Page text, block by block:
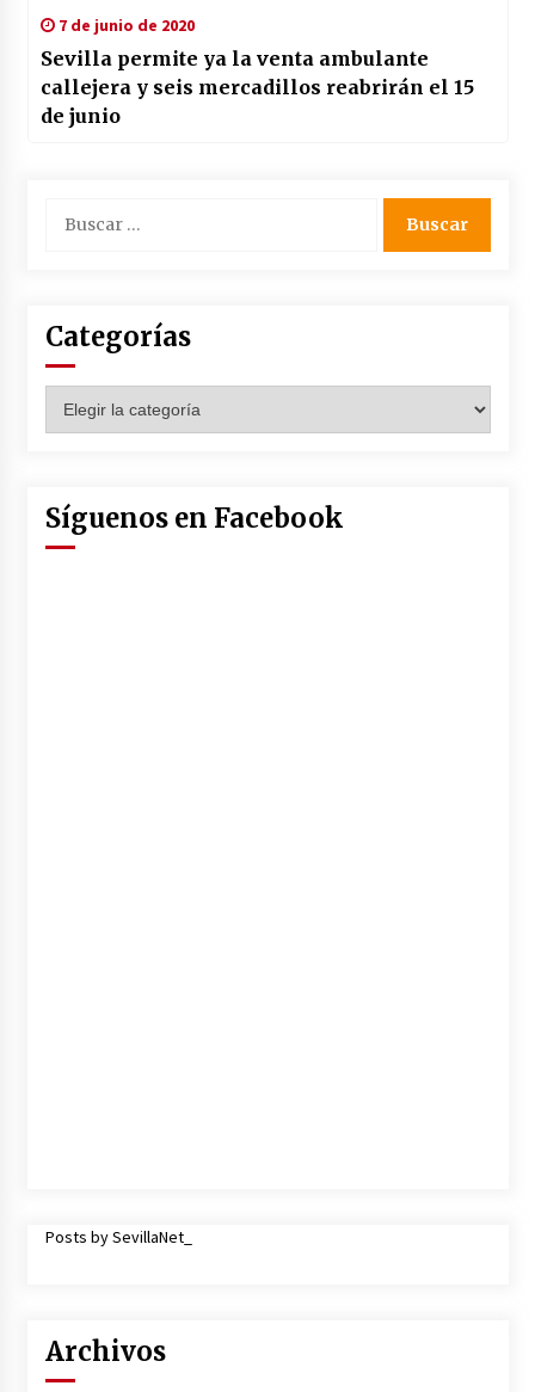
7 de junio de 2020
Sevilla permite ya la venta ambulante
callejera y seis mercadillos reabrirán el 15
de junio
Categorías
Síguenos en Facebook
Posts by SevillaNet_
Archivos